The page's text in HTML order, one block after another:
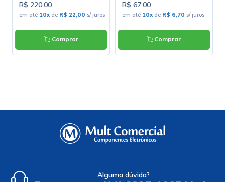
R$ 220,00
em até 10xde R$ 22,00 s/ juros
Comprar
R$ 67,00
em até 10xde R$ 6,70 s/ juros
Comprar
Alguma dúvida?